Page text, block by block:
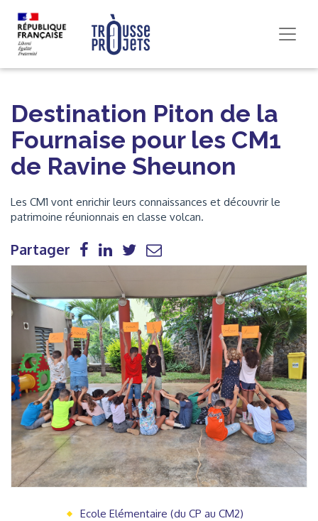
Destination Piton de la
Fournaise pour les CM1
de Ravine Sheunon
Les CM1 vont enrichir leurs connaissances et découvrir le
patrimoine réunionnais en classe volcan.
Partager
Ecole Elémentaire (du CP au CM2)